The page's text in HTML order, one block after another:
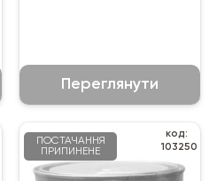
Переглянути
ПОСТАЧАННЯ
ПРИПИНЕНЕ
код:
103250